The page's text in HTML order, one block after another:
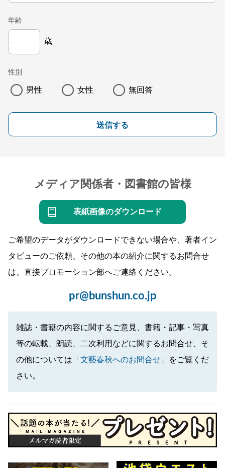
年齢
歳
性別
男性 女性 無回答
送信する
メディア関係者・図書館の皆様
表紙画像のダウンロード
ご希望のデータがダウンロードできない場合や、著者イン
タビューのご依頼、その他の本の紹介に関するお問合せ
は、直接プロモーション部へご連絡ください。
pr@bunshun.co.jp
雑誌・書籍の内容に関するご意見、書籍・記事・写真
等の転載、朗読、二次利用などに関するお問合せ、そ
の他については 「文藝春秋へのお問合せ」
をご覧くだ
さい。